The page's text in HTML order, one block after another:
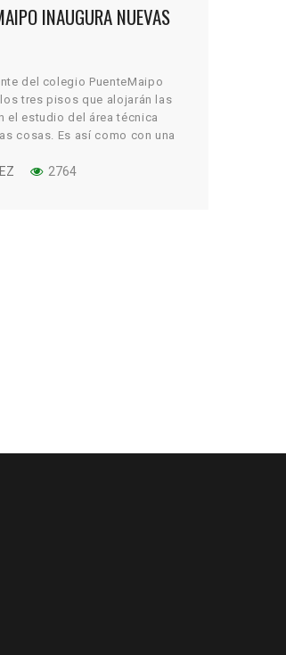
INAUGURA NUEVAS
del colegio PuenteMaipo
tres pisos que alojarán las
el estudio del área técnica
cosas. Es así como con una
2764